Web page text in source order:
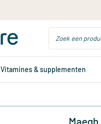
Vitamines & supplementen
Maegh